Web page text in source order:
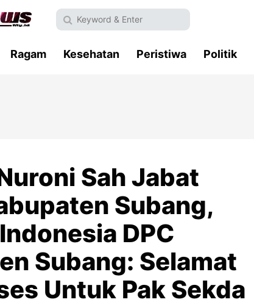
Ragam Kesehatan Peristiwa Politik
Sah Jabat
Subang,
DPC
Subang: Selamat
Untuk Pak Sekda